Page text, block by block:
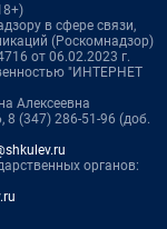
в сфере связи,
(Роскомнадзор)
от 06.02.2023 г.
"ИНТЕРНЕТ
Алексеевна
8 (347) 286-51-96 (доб.
органов: